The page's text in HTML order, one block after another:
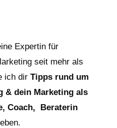
Expertin für
seit mehr als
ich dir Tipps rund um
& dein Marketing als
Coach, Beraterin